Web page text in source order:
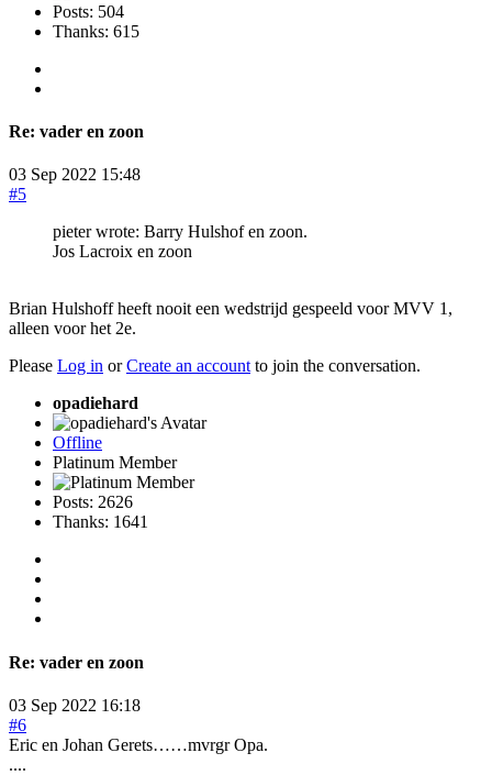
Posts: 504
Thanks: 615
Re: vader en zoon
03 Sep 2022 15:48
#5
pieter wrote: Barry Hulshof en zoon.
Jos Lacroix en zoon
Brian Hulshoff heeft nooit een wedstrijd gespeeld voor MVV 1,
alleen voor het 2e.
Please Log in orCreate an accountto join the conversation.
opadiehard
Offline
Platinum Member
Posts: 2626
Thanks: 1641
Re: vader en zoon
03 Sep 2022 16:18
#6
Eric en Johan Gerets……mvrgr Opa.
....